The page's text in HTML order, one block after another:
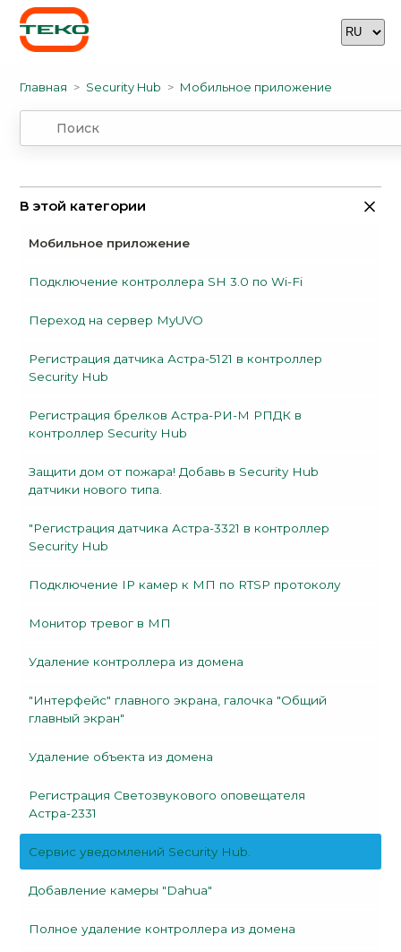
Главная Security Hub Мобильное приложение
В этой категории
Мобильное приложение
Подключение контроллера SH 3.0 по Wi-Fi
Переход на сервер MyUVO
Регистрация датчика Астра-5121 в контроллер
Security Hub
Регистрация брелков Астра-РИ-М РПДК в
контроллер Security Hub
Защити дом от пожара! Добавь в Security Hub
датчики нового типа.
"Регистрация датчика Астра-3321 в контроллер
Security Hub
Подключение IP камер к МП по RTSP протоколу
Монитор тревог в МП
Удаление контроллера из домена
"Интерфейс" главного экрана, галочка "Общий
главный экран"
Удаление объекта из домена
Регистрация Светозвукового оповещателя
Астра-2331
Сервис уведомлений Security Hub.
Добавление камеры "Dahua"
Полное удаление контроллера из домена